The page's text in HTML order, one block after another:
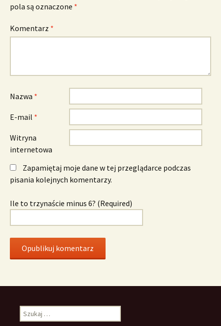
pola są oznaczone *
Komentarz *
Nazwa *
E-mail *
Witryna
internetowa
Zapamiętaj moje dane w tej przeglądarce podczas
pisania kolejnych komentarzy.
Ile to trzynaście minus 6? (Required)
Szukaj: